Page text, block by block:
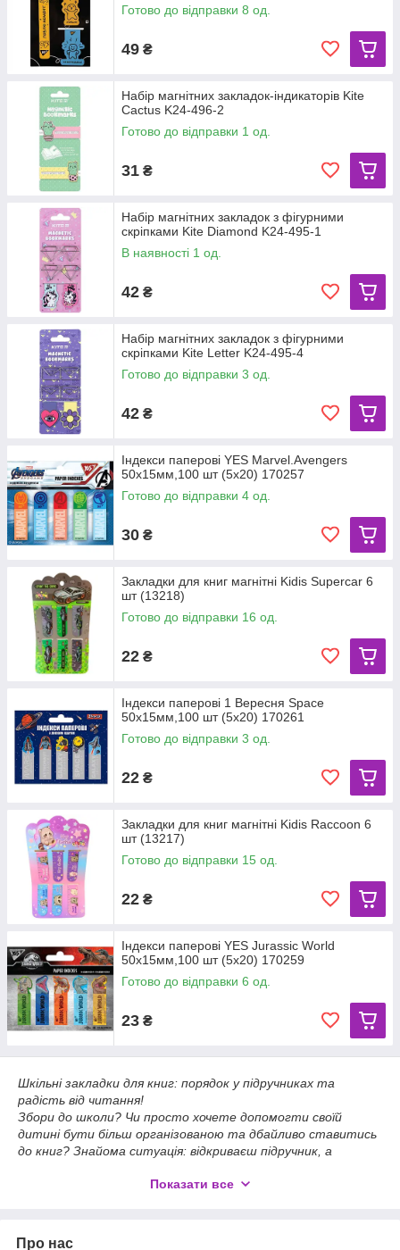
Готово до відправки 8 од.
49 ₴
Набір магнітних закладок-індикаторів Kite
Cactus K24-496-2
Готово до відправки 1 од.
31 ₴
Набір магнітних закладок з фігурними
скріпками Kite Diamond K24-495-1
В наявності 1 од.
42 ₴
Набір магнітних закладок з фігурними
скріпками Kite Letter K24-495-4
Готово до відправки 3 од.
42 ₴
Індекси паперові YES Marvel.Avengers
50x15мм,100 шт (5x20) 170257
Готово до відправки 4 од.
30 ₴
Закладки для книг магнітні Kidis Supercar 6
шт (13218)
Готово до відправки 16 од.
22 ₴
Індекси паперові 1 Вересня Space
50x15мм,100 шт (5x20) 170261
Готово до відправки 3 од.
22 ₴
Закладки для книг магнітні Kidis Raccoon 6
шт (13217)
Готово до відправки 15 од.
22 ₴
Індекси паперові YES Jurassic World
50x15мм,100 шт (5x20) 170259
Готово до відправки 6 од.
23 ₴
Шкільні закладки для книг: порядок у підручниках та
радість від читання!
Збори до школи? Чи просто хочете допомогти своїй
дитині бути більш організованою та дбайливо ставитись
до книг? Знайома ситуація: відкриваєш підручник, а
бачиш загнуті "ріжки"...
важливий аксесуар, який реально спрощує життя
Показати все
Про нас